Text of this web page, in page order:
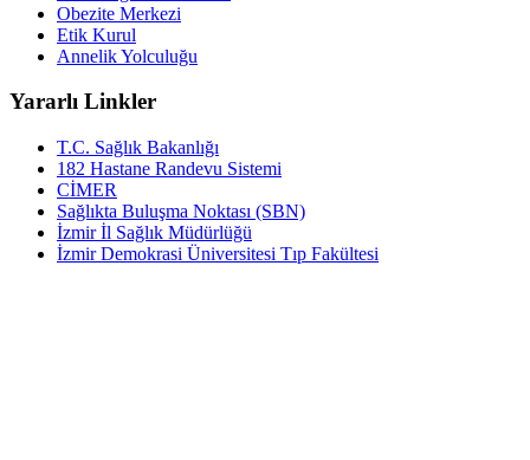
Obezite Merkezi
Etik Kurul
Annelik Yolculuğu
Yararlı Linkler
T.C. Sağlık Bakanlığı
182 Hastane Randevu Sistemi
CİMER
Sağlıkta Buluşma Noktası (SBN)
İzmir İl Sağlık Müdürlüğü
İzmir Demokrasi Üniversitesi Tıp Fakültesi